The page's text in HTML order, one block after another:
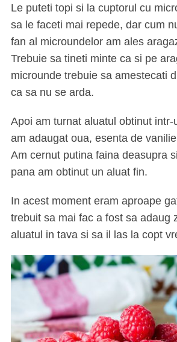
Le puteti topi si la cuptorul cu
sa le faceti mai repede, dar cum
fan al microundelor am ales
Trebuie sa tineti minte ca si pe
microunde trebuie sa amestecati
ca sa nu se arda.
Apoi am turnat aluatul obtinut intr-
am adaugat oua, esenta de
Am cernut putina faina deasupra
pana am obtinut un aluat fin.
In acest moment eram aproape
trebuit sa mai fac a fost sa adaug
aluatul in tava si sa il las la copt